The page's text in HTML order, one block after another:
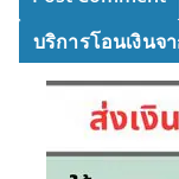
บริการโอนเงินจ